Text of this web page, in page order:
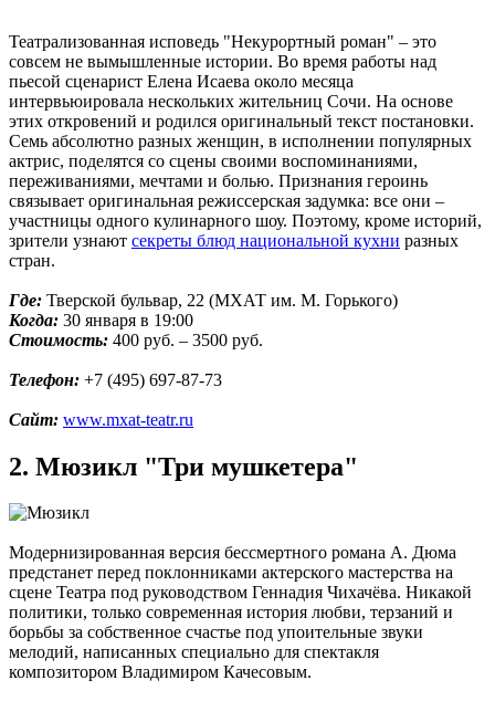
Театрализованная исповедь "Некурортный роман" – это
совсем не вымышленные истории. Во время работы над
пьесой сценарист Елена Исаева около месяца
интервьюировала нескольких жительниц Сочи. На основе
этих откровений и родился оригинальный текст постановки.
Семь абсолютно разных женщин, в исполнении популярных
актрис, поделятся со сцены своими воспоминаниями,
переживаниями, мечтами и болью. Признания героинь
связывает оригинальная режиссерская задумка: все они –
участницы одного кулинарного шоу. Поэтому, кроме историй,
зрители узнают секреты блюд национальной кухни разных
стран.
Где: Тверской бульвар, 22 (МХАТ им. М. Горького)
Когда: 30 января в 19:00
Стоимость: 400 руб. – 3500 руб.
Телефон: +7 (495) 697-87-73
Сайт: www.mxat-teatr.ru
2. Мюзикл "Три мушкетера"
Модернизированная версия бессмертного романа А. Дюма
предстанет перед поклонниками актерского мастерства на
сцене Театра под руководством Геннадия Чихачёва. Никакой
политики, только современная история любви, терзаний и
борьбы за собственное счастье под упоительные звуки
мелодий, написанных специально для спектакля
композитором Владимиром Качесовым.